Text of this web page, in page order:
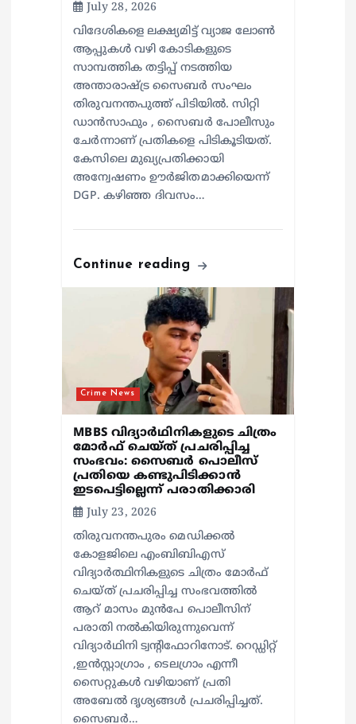
July 28, 2026
വിദേശികളെ ലക്ഷ്യമിട്ട് വ്യാജ ലോൺ
ആപ്പുകൾ വഴി കോടികളുടെ
സാമ്പത്തിക തട്ടിപ്പ് നടത്തിയ
അന്താരാഷ്ട്ര സൈബർ സംഘം
തിരുവനന്തപുത്ത് പിടിയിൽ. സിറ്റി
ഡാൻസാഫും , സൈബർ പോലീസും
ചേർന്നാണ് പ്രതികളെ പിടികൂടിയത്.
കേസിലെ മുഖ്യപ്രതിക്കായി
അന്വേഷണം ഊർജിതമാക്കിയെന്ന്
DGP. കഴിഞ്ഞ ദിവസം…
Continue reading
Crime News
MBBS വിദ്യാർഥിനികളുടെ ചിത്രം
മോർഫ് ചെയ്ത് പ്രചരിപ്പിച്ച
സംഭവം: സൈബർ പൊലീസ്
പ്രതിയെ കണ്ടുപിടിക്കാൻ
ഇടപെട്ടില്ലെന്ന് പരാതിക്കാരി
July 23, 2026
തിരുവനന്തപുരം മെഡിക്കൽ
കോളജിലെ എംബിബിഎസ്
വിദ്യാർത്ഥിനികളുടെ ചിത്രം മോർഫ്
ചെയ്ത് പ്രചരിപ്പിച്ച സംഭവത്തിൽ
ആറ് മാസം മുൻപേ പൊലീസിന്
പരാതി നൽകിയിരുന്നുവെന്ന്
വിദ്യാർഥിനി ട്വന്റിഫോറിനോട്. റെഡ്ഡിറ്റ്
,ഇൻസ്റ്റാഗ്രാം , ടെലഗ്രാം എന്നീ
സൈറ്റുകൾ വഴിയാണ് പ്രതി
അബേൽ ദൃശ്യങ്ങൾ പ്രചരിപ്പിച്ചത്.
സൈബർ…